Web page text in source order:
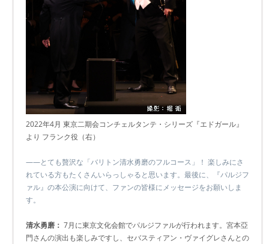
2022年4月 東京二期会コンチェルタンテ・シリーズ『エドガール』
より フランク役（右）
――とても贅沢な「バリトン清水勇磨のフルコース」！ 楽しみにさ
れている方もたくさんいらっしゃると思います。最後に、『パルジフ
ァル』の本公演に向けて、ファンの皆様にメッセージをお願いしま
す。
清水勇磨： 7月に東京文化会館でパルジファルが行われます。宮本亞
門さんの演出も楽しみですし、セバスティアン・ヴァイグレさんとの